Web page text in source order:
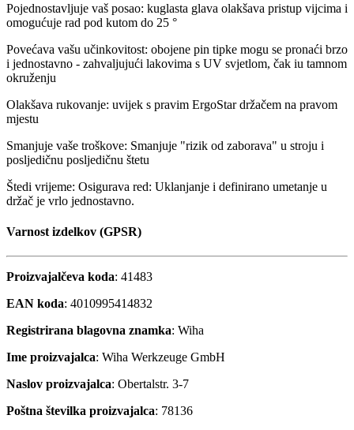
Pojednostavljuje vaš posao: kuglasta glava olakšava pristup vijcima i
omogućuje rad pod kutom do 25 °
Povećava vašu učinkovitost: obojene pin tipke mogu se pronaći brzo
i jednostavno - zahvaljujući lakovima s UV svjetlom, čak iu tamnom
okruženju
Olakšava rukovanje: uvijek s pravim ErgoStar držačem na pravom
mjestu
Smanjuje vaše troškove: Smanjuje "rizik od zaborava" u stroju i
posljedičnu posljedičnu štetu
Štedi vrijeme: Osigurava red: Uklanjanje i definirano umetanje u
držač je vrlo jednostavno.
Varnost izdelkov (GPSR)
Proizvajalčeva koda: 41483
EAN koda: 4010995414832
Registrirana blagovna znamka: Wiha
Ime proizvajalca: Wiha Werkzeuge GmbH
Naslov proizvajalca: Obertalstr. 3-7
Poštna številka proizvajalca: 78136